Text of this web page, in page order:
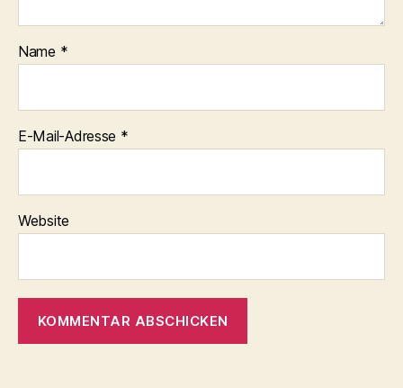
Name *
E-Mail-Adresse *
Website